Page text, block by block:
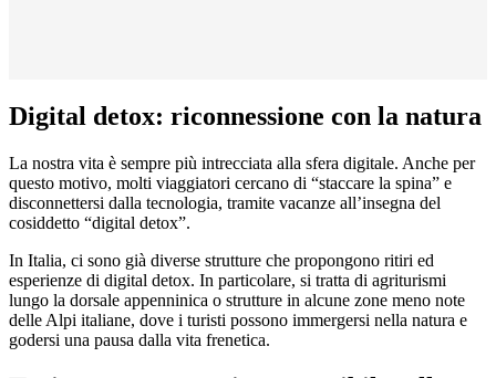
Digital detox: riconnessione con la natura
La nostra vita è sempre più intrecciata alla sfera digitale. Anche per
questo motivo, molti viaggiatori cercano di “staccare la spina” e
disconnettersi dalla tecnologia, tramite vacanze all’insegna del
cosiddetto “digital detox”.
In Italia, ci sono già diverse strutture che propongono ritiri ed
esperienze di digital detox. In particolare, si tratta di agriturismi
lungo la dorsale appenninica o strutture in alcune zone meno note
delle Alpi italiane, dove i turisti possono immergersi nella natura e
godersi una pausa dalla vita frenetica.